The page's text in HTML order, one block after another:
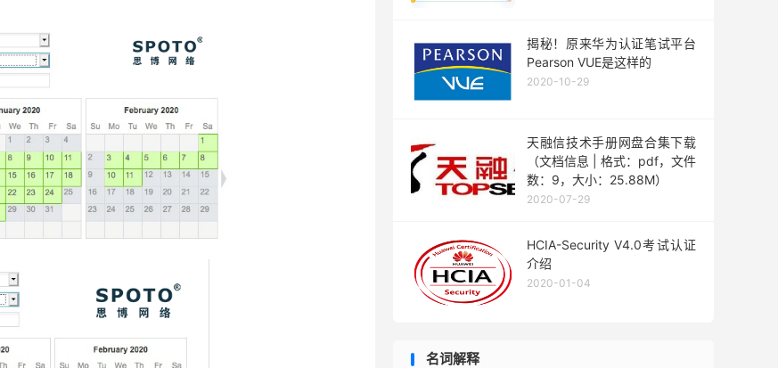
揭秘！原来华为认证笔试平台
Pearson VUE是这样的
2020-10-29
天融信技术手册网盘合集下载
（文档信息 | 格式：pdf，文件
数：9，大小：25.88M）
2020-07-29
HCIA-Security V4.0考试认证
介绍
2020-01-04
名词解释